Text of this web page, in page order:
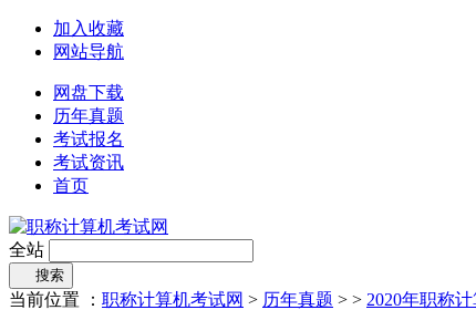
加入收藏
网站导航
网盘下载
历年真题
考试报名
考试资讯
首页
全站
搜索
当前位置 ： 职称计算机考试网 > 历年真题 > > 2020年职称